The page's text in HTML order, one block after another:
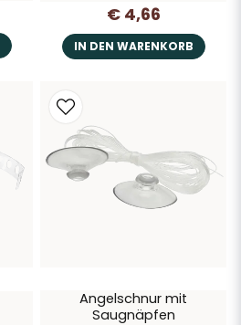
€ 4,66
IN DEN WARENKORB
Angelschnur mit
Saugnäpfen